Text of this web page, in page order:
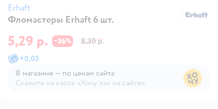
Erhaft
Фломастеры Erhaft 6 шт.
5,29 р. −36%
8,30 р.
+0,05
В магазине — по ценам сайта
Скажите на кассе «Хочу как на сайте»